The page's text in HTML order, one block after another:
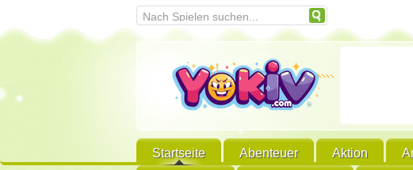
Startseite Abenteuer Aktion